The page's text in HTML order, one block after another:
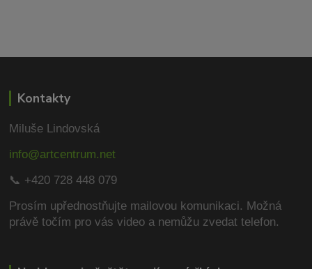
Kontakty
Miluše Lindovská
info@artcentrum.net
📞 +420 728 448 079
Prosím upřednostňujte mailovou komunikaci. Možná
právě točím pro vás video a nemůžu zvedat telefon.